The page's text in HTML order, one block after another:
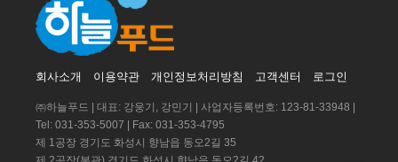
회사소개 이용약관 개인정보처리방침 고객센터 로그인
㈜하늘푸드 | 대표: 강웅기, 강민기 | 사업자등록번호: 123-81-33948 |
Tel: 031-353-5007 | Fax: 031-353-4795
제 1공장 경기도 화성시 향남읍 동오2길 35